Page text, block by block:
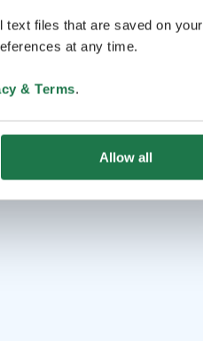
files that are saved on your
at any time.
& Terms.
Allow all